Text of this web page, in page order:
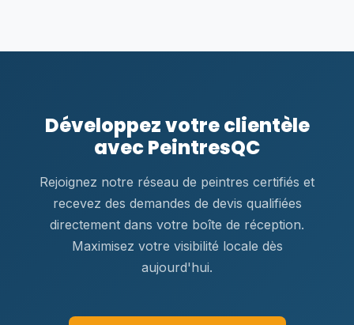
Développez votre clientèle
avec PeintresQC
Rejoignez notre réseau de peintres certifiés et
recevez des demandes de devis qualifiées
directement dans votre boîte de réception.
Maximisez votre visibilité locale dès
aujourd'hui.